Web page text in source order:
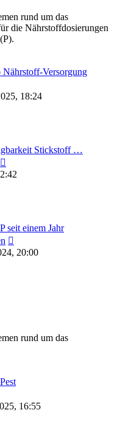
rund um das
die Nährstoffdosierungen
Nährstoff-Versorgung
18:24
Stickstoff …
Beitrag
seit einem Jahr
Beitrag
20:00
rund um das
16:55